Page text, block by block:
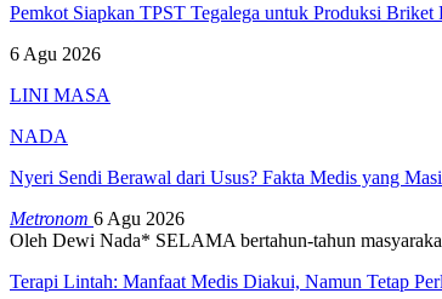
Pemkot Siapkan TPST Tegalega untuk Produksi
6 Agu 2026
LINI MASA
NADA
Nyeri Sendi Berawal dari Usus? Fakta Medis yang
Metronom 6 Agu 2026
Oleh Dewi Nada* SELAMA bertahun-tahun
Terapi Lintah: Manfaat Medis Diakui, Namun Tetap